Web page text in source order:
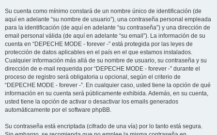
Su cuenta como mínimo constará de un nombre único de identificación (de
aquí en adelante “su nombre de usuario”), una contraseña personal empleada
para la identificación (de aquí en adelante “su contraseña”) y una dirección de
email personal válida (de aquí en adelante “su email”). La información de su
cuenta en “DEPECHE MODE - forever -” está protegida por las leyes de
protección de datos aplicables en el país en el que estamos instalados.
Cualquier información más allá de su nombre de usuario, su contraseña y su
dirección de e-mail requerida por “DEPECHE MODE - forever -” durante el
proceso de registro será obligatoria u opcional, según el criterio de
“DEPECHE MODE - forever -”. En cualquier caso, usted tiene la opción de qué
información en su cuenta será públicamente exhibida. Además, en su cuenta,
usted tiene la opción de activar o desactivar los emails generados
automáticamente por el software phpBB.
Su contraseña está encriptada (cifrado de una vía) por lo tanto está segura.